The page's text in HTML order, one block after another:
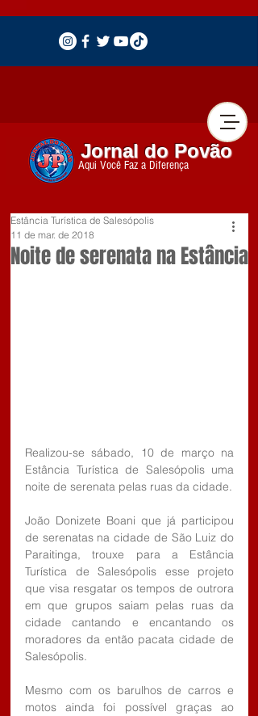
Jornal do Povão
Aqui Você Faz a Diferença
Noite de serenata na Estância
Estância Turística de Salesópolis
11 de mar. de 2018
Realizou-se sábado, 10 de março na
Estância Turística de Salesópolis uma
noite de serenata pelas ruas da cidade.
João Donizete Boani que já participou
de serenatas na cidade de São Luiz do
Paraitinga, trouxe para a Estância
Turística de Salesópolis esse projeto
que visa resgatar os tempos de outrora
em que grupos saiam pelas ruas da
cidade cantando e encantando os
moradores da então pacata cidade de
Salesópolis.
Mesmo com os barulhos de carros e
motos ainda foi possível graças ao